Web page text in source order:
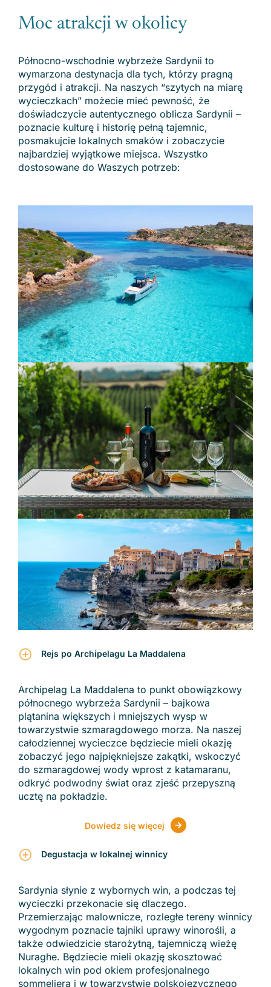
Moc atrakcji w okolicy
Północno-wschodnie wybrzeże Sardynii to
wymarzona destynacja dla tych, którzy pragną
przygód i atrakcji. Na naszych “szytych na miarę
wycieczkach” możecie mieć pewność, że
doświadczycie autentycznego oblicza Sardynii –
poznacie kulturę i historię pełną tajemnic,
posmakujcie lokalnych smaków i zobaczycie
najbardziej wyjątkowe miejsca. Wszystko
dostosowane do Waszych potrzeb:
Rejs po Archipelagu La Maddalena
Archipelag La Maddalena to punkt obowiązkowy
północnego wybrzeża Sardynii – bajkowa
plątanina większych i mniejszych wysp w
towarzystwie szmaragdowego morza. Na naszej
całodziennej wycieczce będziecie mieli okazję
zobaczyć jego najpiękniejsze zakątki, wskoczyć
do szmaragdowej wody wprost z katamaranu,
odkryć podwodny świat oraz zjeść przepyszną
ucztę na pokładzie.
Dowiedz się więcej
Degustacja w lokalnej winnicy
Sardynia słynie z wybornych win, a podczas tej
wycieczki przekonacie się dlaczego.
Przemierzając malownicze, rozległe tereny winnicy
wygodnym poznacie tajniki uprawy winorośli, a
także odwiedzicie starożytną, tajemniczą wieżę
Nuraghe. Będziecie mieli okazję skosztować
lokalnych win pod okiem profesjonalnego
sommeliera i w towarzystwie polskojęzycznego